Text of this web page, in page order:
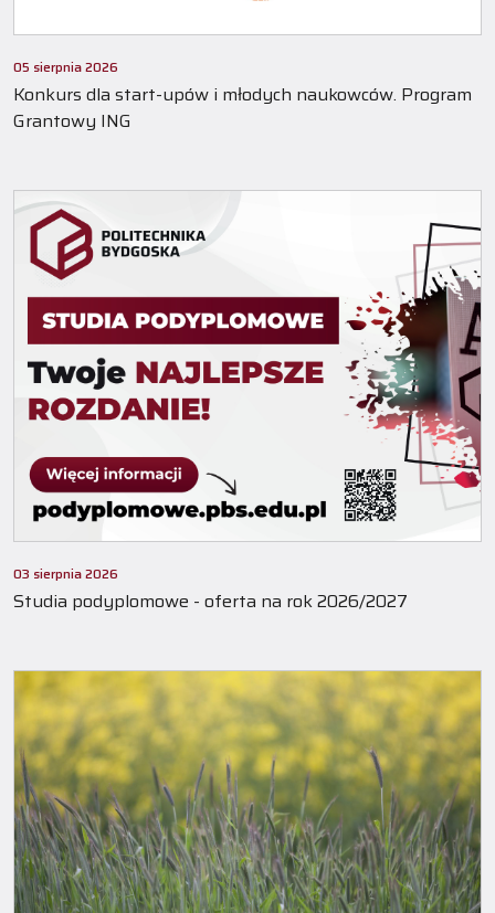
05 sierpnia 2026
Konkurs dla start-upów i młodych naukowców. Program
Grantowy ING
03 sierpnia 2026
Studia podyplomowe - oferta na rok 2026/2027